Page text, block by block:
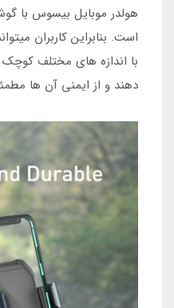
است. بنابراین کاربران
با اندازه های مختلف کوچک
دهند و از ایمنی آن ها